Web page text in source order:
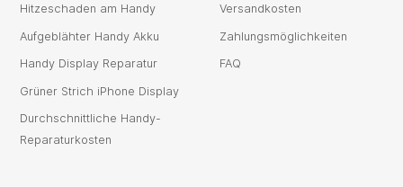
Hitzeschaden am Handy
Aufgeblähter Handy Akku
Handy Display Reparatur
Grüner Strich iPhone Display
Durchschnittliche Handy-
Reparaturkosten
Versandkosten
Zahlungsmöglichkeiten
FAQ